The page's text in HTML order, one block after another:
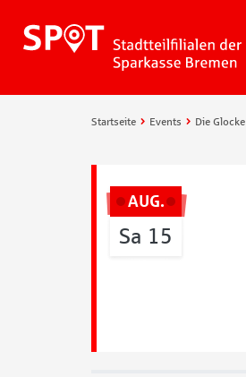
Startseite Events Die Glocke
AUG.
Sa 15